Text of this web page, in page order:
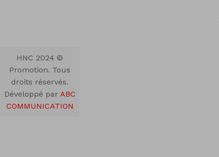
© 2024 HNC
Promotion. Tous
droits réservés.
Développé par ABC
COMMUNICATION